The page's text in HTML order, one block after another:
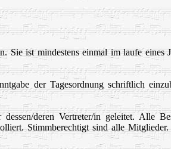
Sie ist mindestens einmal im laufe
der Tagesordnung schriftlich
deren Vertreter/in geleitet. Alle
Stimmberechtigt sind alle